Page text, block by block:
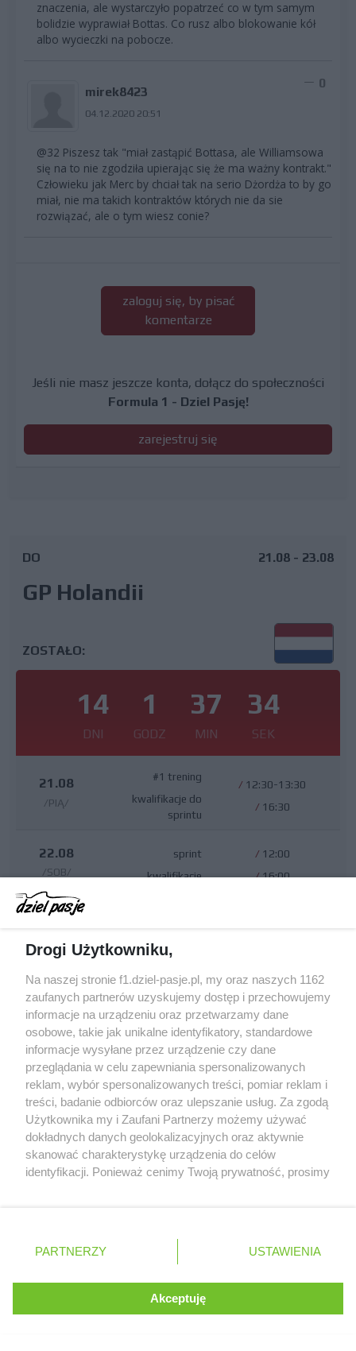
znaczenia, ale wystarczyło popatrzeć co w tym samym
bolidzie wyprawiał Bottas. Co rusz albo blokowanie kół
albo wycieczki na pobocze.
mirek8423
04.12.2020 20:51
0
@32 Piszesz tak "miał zastąpić Bottasa, ale Williamsowa
się na to nie zgodziła upierając się że ma ważny kontrakt."
Człowieku jak Merc by chciał tak na serio Dżordża to by go
miał, nie ma takich kontraktów których nie da sie
rozwiązać, ale o tym wiesz conie?
zaloguj się, by pisać
komentarze
Jeśli nie masz jeszcze konta, dołącz do społeczności
Formula 1 - Dziel Pasję!
zarejestruj się
DO
GP Holandii
21.08 - 23.08
ZOSTAŁO:
14
DNI
1
GODZ
37
MIN
33
SEK
21.08
/PIĄ/
#1 trening
kwalifikacje do
sprintu
/ 12:30-13:30
/ 16:30
22.08
/SOB/
sprint
kwalifikacje
/ 12:00
/16:00
23.08
Serwis internetowy, z którego korzystasz, używa plików
cookies. Są to pliki instalowane w urządzeniach
końcowych osób korzystających z serwisu, w celu
administrowania serwisem, poprawy jakości
Dowiedz się więcej o naszej polityce
ROZUMIEM
Drogi Użytkowniku,
Na naszej stronie f1.dziel-pasje.pl, my oraz naszych 1162
zaufanych partnerów uzyskujemy dostęp i przechowujemy
informacje na urządzeniu oraz przetwarzamy dane
osobowe, takie jak unikalne identyfikatory, standardowe
informacje wysyłane przez urządzenie czy dane
przeglądania w celu zapewniania spersonalizowanych
reklam, wybór spersonalizowanych treści, pomiar reklam i
treści, badanie odbiorców oraz ulepszanie usług. Za zgodą
Użytkownika my i Zaufani Partnerzy możemy używać
dokładnych danych geolokalizacyjnych oraz aktywnie
skanować charakterystykę urządzenia do celów
identyfikacji. Ponieważ cenimy Twoją prywatność, prosimy
prywatności znajdujący się w lewym dolnym rogu strony
. Niektóre rodzaje przetwarzania danych nie wymagają
takiemu przetwarzaniu. Preferencje będą miały
zastosowania tylko na tej witrynie.
PARTNERZY USTAWIENIA
Akceptuję